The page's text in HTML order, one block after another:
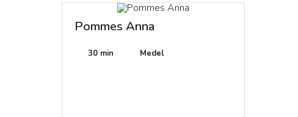
Pommes Anna
30 min Medel